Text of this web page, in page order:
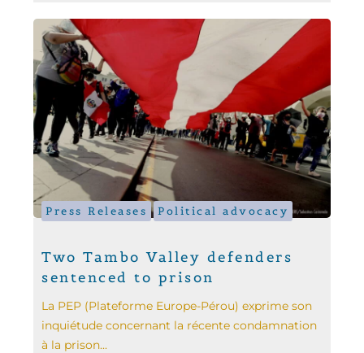
Press Releases Political advocacy
Two Tambo Valley defenders
sentenced to prison
La PEP (Plateforme Europe-Pérou) exprime son
inquiétude concernant la récente condamnation
à la prison...